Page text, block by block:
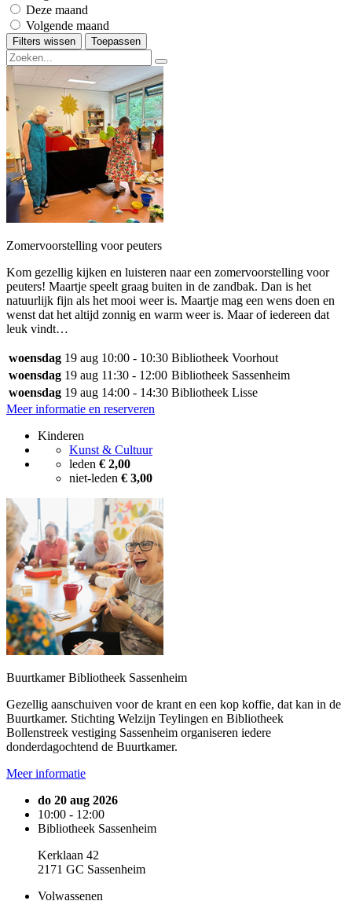
Deze maand
Volgende maand
Filters wissen Toepassen
Zomervoorstelling voor peuters
Kom gezellig kijken en luisteren naar een zomervoorstelling voor
peuters! Maartje speelt graag buiten in de zandbak. Dan is het
natuurlijk fijn als het mooi weer is. Maartje mag een wens doen en
wenst dat het altijd zonnig en warm weer is. Maar of iedereen dat
leuk vindt…
woensdag 19 aug 10:00 - 10:30 Bibliotheek Voorhout
woensdag 19 aug 11:30 - 12:00 Bibliotheek Sassenheim
woensdag 19 aug 14:00 - 14:30 Bibliotheek Lisse
Meer informatie en reserveren
Kinderen
Kunst & Cultuur
leden € 2,00
niet-leden € 3,00
Buurtkamer Bibliotheek Sassenheim
Gezellig aanschuiven voor de krant en een kop koffie, dat kan in de
Buurtkamer. Stichting Welzijn Teylingen en Bibliotheek
Bollenstreek vestiging Sassenheim organiseren iedere
donderdagochtend de Buurtkamer.
Meer informatie
do 20 aug 2026
10:00 - 12:00
Bibliotheek Sassenheim
Kerklaan 42
2171 GC Sassenheim
Volwassenen